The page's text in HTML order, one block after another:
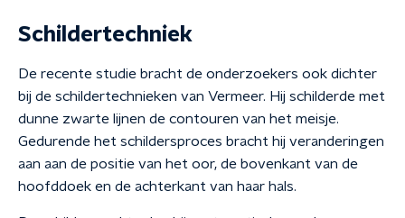
Schildertechniek
De recente studie bracht de onderzoekers ook dichter
bij de schildertechnieken van Vermeer. Hij schilderde met
dunne zwarte lijnen de contouren van het meisje.
Gedurende het schildersproces bracht hij veranderingen
aan aan de positie van het oor, de bovenkant van de
hoofddoek en de achterkant van haar hals.